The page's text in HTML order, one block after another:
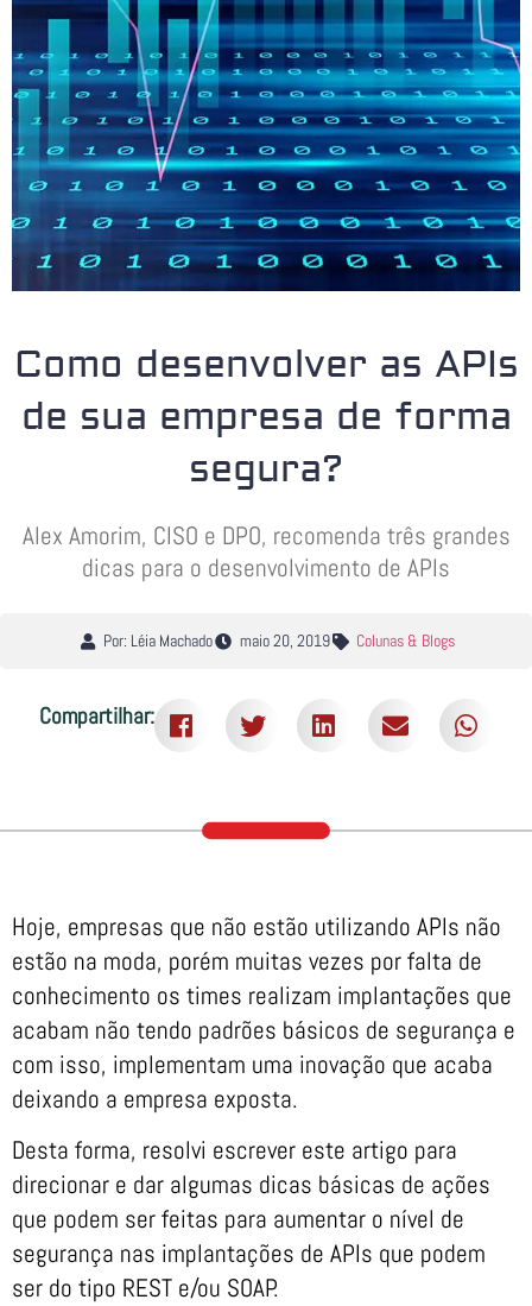
Como desenvolver as APIs
de sua empresa de forma
segura?
Alex Amorim, CISO e DPO, recomenda três grandes
dicas para o desenvolvimento de APIs
Por: Léia Machado maio 20, 2019 Colunas & Blogs
Compartilhar:
Hoje, empresas que não estão utilizando APIs não
estão na moda, porém muitas vezes por falta de
conhecimento os times realizam implantações que
acabam não tendo padrões básicos de segurança e
com isso, implementam uma inovação que acaba
deixando a empresa exposta.
Desta forma, resolvi escrever este artigo para
direcionar e dar algumas dicas básicas de ações
que podem ser feitas para aumentar o nível de
segurança nas implantações de APIs que podem
ser do tipo REST e/ou SOAP.